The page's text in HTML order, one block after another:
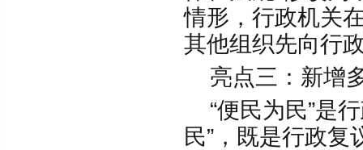
情形，行政机关
其他组织先向行
亮点三：新增
“便民为民”是
民”，既是行政